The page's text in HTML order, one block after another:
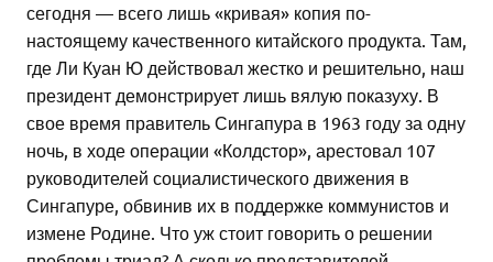
сегодня — всего лишь «кривая» копия по-
настоящему качественного китайского продукта. Там,
где Ли Куан Ю действовал жестко и решительно, наш
президент демонстрирует лишь вялую показуху. В
свое время правитель Сингапура в 1963 году за одну
ночь, в ходе операции «Колдстор», арестовал 107
руководителей социалистического движения в
Сингапуре, обвинив их в поддержке коммунистов и
измене Родине. Что уж стоит говорить о решении